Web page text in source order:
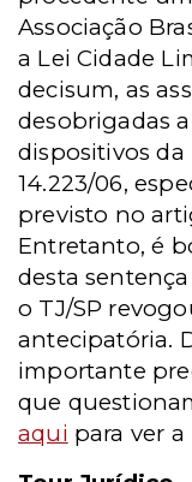
Associação
a Lei Cidade
decisum, as
desobrigadas
dispositivos
14.223/06,
previsto no
Entretanto, é
desta
o TJ/SP
antecipatória.
importante
que
aqui para ver